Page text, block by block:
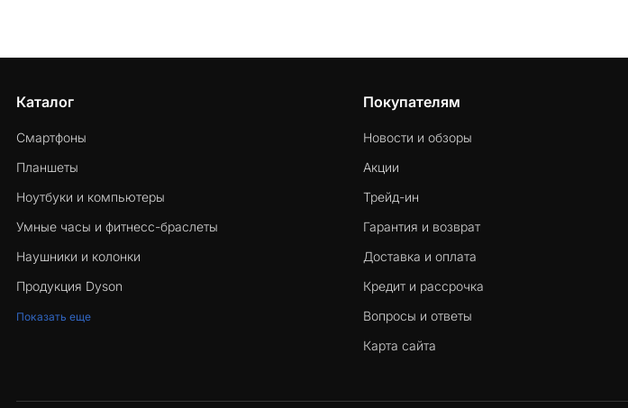
Каталог
Смартфоны
Планшеты
Ноутбуки и компьютеры
Умные часы и фитнесс-браслеты
Наушники и колонки
Продукция Dyson
Показать еще
Покупателям
Новости и обзоры
Акции
Трейд-ин
Гарантия и возврат
Доставка и оплата
Кредит и рассрочка
Вопросы и ответы
Карта сайта